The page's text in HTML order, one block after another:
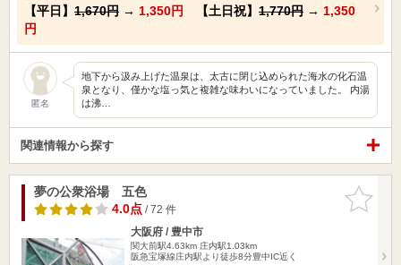
【平日】 1,670円 → 1,350円 【土日祝】 1,770円 → 1,350
円
匿名
地下から汲み上げた温泉は、太古に閉じ込められた海水の化石温
泉となり、僅かな塩っ気と複雑な味わいになっていました。 内湯
は沸…
関連情報から探す
お気に入
りに追加
夢の公衆浴場 五色
4.0点/ 72 件
大阪府 / 豊中市
関大前駅4.63km 庄内駅1.03km
阪急宝塚線庄内駅より徒歩8分豊中IC近く